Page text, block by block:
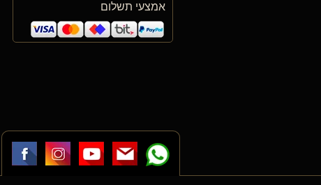
אמצעי תשלום